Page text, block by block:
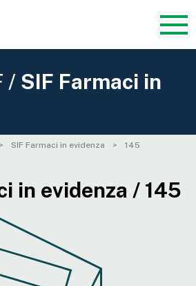
/ SIF Farmaci in
SIF Farmaci in evidenza 145
in evidenza / 145